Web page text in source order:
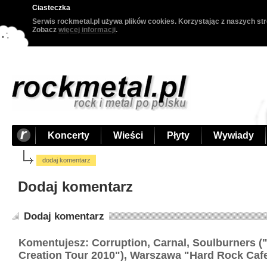
Ciasteczka
Serwis rockmetal.pl używa plików cookies. Korzystając z naszych
Zobacz więcej informacji.
Koncerty Wieści Płyty Wywiady
dodaj komentarz
Dodaj komentarz
Dodaj komentarz
Komentujesz: Corruption, Carnal, Soulburners
Creation Tour 2010"), Warszawa "Hard Rock